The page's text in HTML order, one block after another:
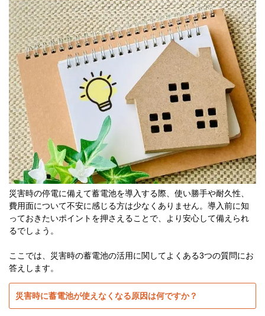
災害時の停電に備えて蓄電池を導入する際、使い勝手や耐久性、
費用面について不安に感じる方は少なくありません。導入前に知
っておきたいポイントを押さえることで、より安心して備えられ
るでしょう。
ここでは、災害時の蓄電池の活用に関してよくある3つの質問にお
答えします。
災害時に蓄電池が使えなくなる原因は何ですか？